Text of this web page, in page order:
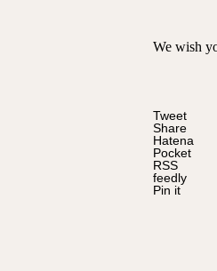
We wish
Tweet
Share
Hatena
Pocket
RSS
feedly
Pin it